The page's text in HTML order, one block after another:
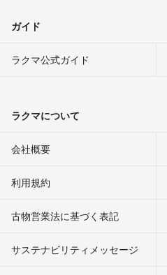
ガイド
ラクマ公式ガイド
ラクマについて
会社概要
利用規約
古物営業法に基づく表記
サステナビリティメッセージ